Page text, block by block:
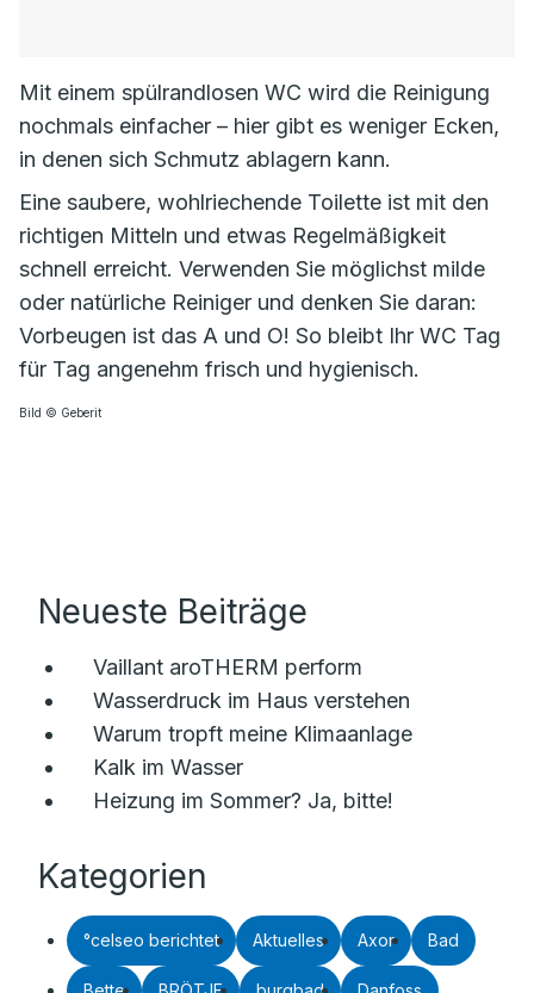
Mit einem spülrandlosen WC wird die Reinigung
nochmals einfacher – hier gibt es weniger Ecken,
in denen sich Schmutz ablagern kann.
Eine saubere, wohlriechende Toilette ist mit den
richtigen Mitteln und etwas Regelmäßigkeit
schnell erreicht. Verwenden Sie möglichst milde
oder natürliche Reiniger und denken Sie daran:
Vorbeugen ist das A und O! So bleibt Ihr WC Tag
für Tag angenehm frisch und hygienisch.
Bild © Geberit
Neueste Beiträge
Vaillant aroTHERM perform
Wasserdruck im Haus verstehen
Warum tropft meine Klimaanlage
Kalk im Wasser
Heizung im Sommer? Ja, bitte!
Kategorien
°celseo berichtet Aktuelles Axor Bad